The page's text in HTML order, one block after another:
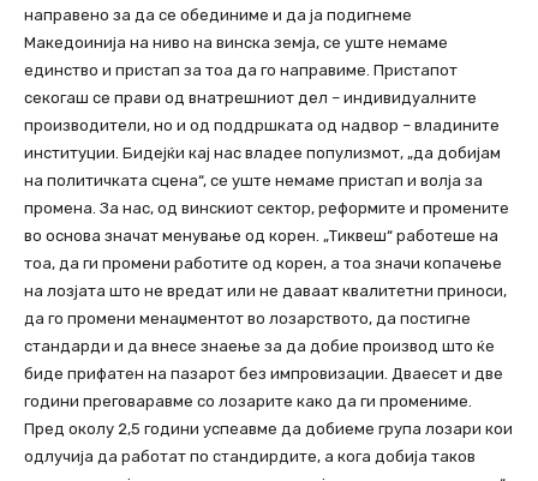
направено за да се обединиме и да ја подигнеме
Македоинија на ниво на винска земја, се уште немаме
единство и пристап за тоа да го направиме. Пристапот
секогаш се прави од внатрешниот дел – индивидуалните
производители, но и од поддршката од надвор – владините
институции. Бидејќи кај нас владее популизмот, „да добијам
на политичката сцена“, се уште немаме пристап и волја за
промена. За нас, од винскиот сектор, реформите и промените
во основа значат менување од корен. „Тиквеш“ работеше на
тоа, да ги промени работите од корен, а тоа значи копачење
на лозјата што не вредат или не даваат квалитетни приноси,
да го промени менаџментот во лозарството, да постигне
стандарди и да внесе знаење за да добие производ што ќе
биде прифатен на пазарот без импровизации. Дваесет и две
години преговаравме со лозарите како да ги промениме.
Пред околу 2,5 години успеавме да добиеме група лозари кои
одлучија да работат по стандирдите, а кога добија таков